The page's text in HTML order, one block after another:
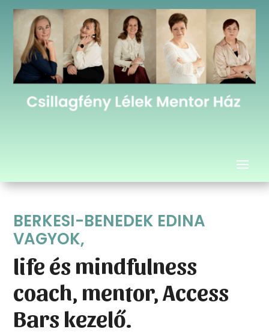
BERKESI-BENEDEK EDINA
VAGYOK,
life és mindfulness
coach, mentor, Access
Bars kezelő.